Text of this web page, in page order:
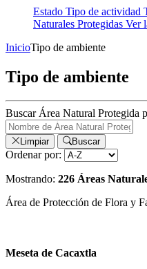
Estado Tipo de actividad
Naturales Protegidas Ver
InicioTipo de ambiente
Tipo de ambiente
Buscar Área Natural Protegida
Limpiar Buscar
Ordenar por:
Mostrando: 226 Áreas
Área de Protección de Flora y
Meseta de Cacaxtla